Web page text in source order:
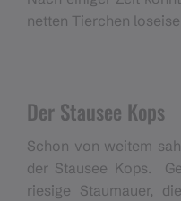
netten Tierchen
Der Stausee Kops
Schon von weitem
der Stausee Kops.
riesige Staumauer,